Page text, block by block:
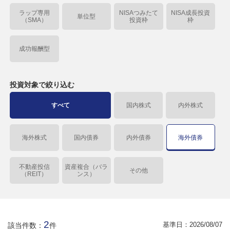
ラップ専用
（SMA）
単位型
NISAつみたて
投資枠
NISA成長投資
枠
成功報酬型
投資対象で絞り込む
すべて 国内株式 内外株式
海外株式 国内債券 内外債券 海外債券
不動産投信
（REIT）
資産複合（バラ
ンス）
その他
該当件数： 2件 基準日： 2026/08/07